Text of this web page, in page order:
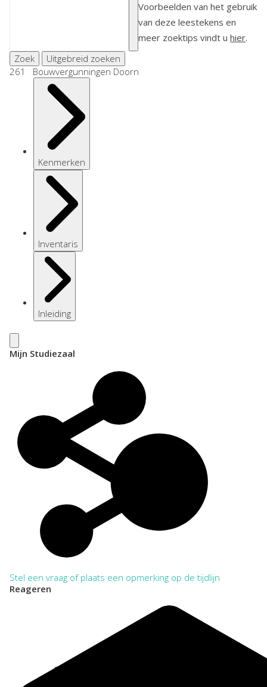
Voorbeelden van het gebruik
van deze leestekens en
meer zoektips vindt u hier.
Zoek
Uitgebreid zoeken
261 Bouwvergunningen Doorn
Kenmerken
Inventaris
Inleiding
Mijn Studiezaal
Stel een vraag of plaats een opmerking op de tijdlijn
Reageren